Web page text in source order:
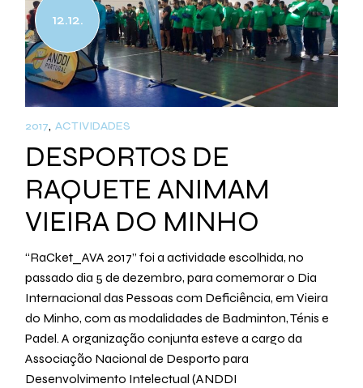
12.12.
2017 ACTIVIDADES
DESPORTOS DE
RAQUETE ANIMAM
VIEIRA DO MINHO
“RaCket_AVA 2017” foi a actividade escolhida, no
passado dia 5 de dezembro, para comemorar o Dia
Internacional das Pessoas com Deficiência, em Vieira
do Minho, com as modalidades de Badminton, Ténis e
Padel. A organização conjunta esteve a cargo da
Associação Nacional de Desporto para
Desenvolvimento Intelectual (ANDDI